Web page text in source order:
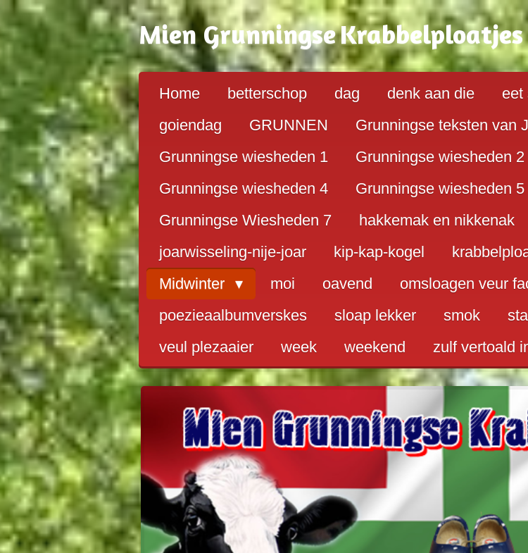
direct
naar
hoofdinhoud
Mien GrunningseKrabbelploatjes
Home betterschop dag denk aan die eet
goiendag
GRUNNEN Grunningse teksten van
Grunningse wiesheden 1
Grunningse wiesheden 2
Grunningse wiesheden 4
Grunningse wiesheden 5
Grunningse Wiesheden 7
hakkemak en nikkenak
joarwisseling-nije-joar
kip-kap-kogel
Midwinter
moi oavend omsloagen veur
poezieaalbumverskes
sloap lekker smok
veul plezaaier
week weekend zulf vertoald